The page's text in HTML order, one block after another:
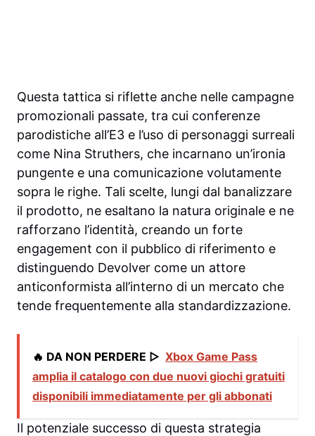
Questa tattica si riflette anche nelle campagne
promozionali passate, tra cui conferenze
parodistiche all’E3 e l’uso di personaggi surreali
come Nina Struthers, che incarnano un’ironia
pungente e una comunicazione volutamente
sopra le righe. Tali scelte, lungi dal banalizzare
il prodotto, ne esaltano la natura originale e ne
rafforzano l’identità, creando un forte
engagement con il pubblico di riferimento e
distinguendo Devolver come un attore
anticonformista all’interno di un mercato che
tende frequentemente alla standardizzazione.
🔥 DA NON PERDERE ▷ Xbox Game Pass
amplia il catalogo con due nuovi giochi gratuiti
disponibili immediatamente per gli abbonati
Il potenziale successo di questa strategia